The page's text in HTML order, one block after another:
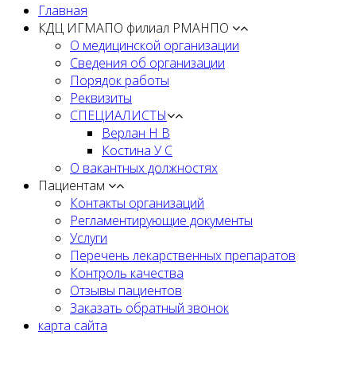
Главная
КДЦ ИГМАПО филиал РМАНПО
О медицинской организации
Сведения об организации
Порядок работы
Реквизиты
СПЕЦИАЛИСТЫ
Верлан Н В
Костина У С
О вакантных должностях
Пациентам
Контакты организаций
Регламентирующие документы
Услуги
Перечень лекарственных препаратов
Контроль качества
Отзывы пациентов
Заказать обратный звонок
карта сайта